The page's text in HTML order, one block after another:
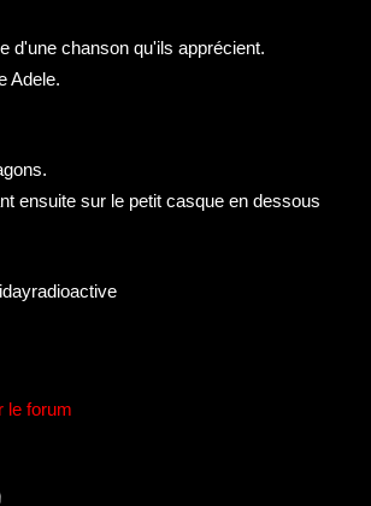
d'une chanson qu'ils apprécient.
Adele.
ensuite sur le petit casque en dessous
le forum